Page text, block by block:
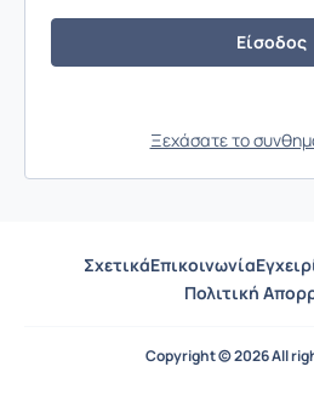
Ξεχάσατε το
ΣχετικάΕπικοινωνία
Πολιτική
Copyright © 2026 All